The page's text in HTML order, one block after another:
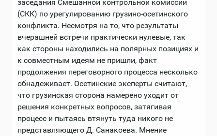
заседания Смешанной контрольной комиссии
(СКК) по урегулированию грузино-осетинского
конфликта. Несмотря на то, что результаты
вчерашней встречи практически нулевые, так
как стороны находились на полярных позициях и
к совместным идеям не пришли, факт
продолжения переговорного процесса несколько
обнадеживает. Осетинские эксперты считают,
что грузинская сторона намерено уходит от
решения конкретных вопросов, затягивая
процесс и пытаясь втянуть туда никого не
представляющего Д. Санакоева. Мнение